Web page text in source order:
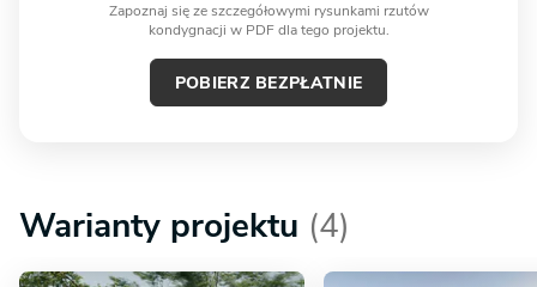
Zapoznaj się ze szczegółowymi rysunkami rzutów
kondygnacji w PDF dla tego projektu.
POBIERZ BEZPŁATNIE
Warianty projektu (4)